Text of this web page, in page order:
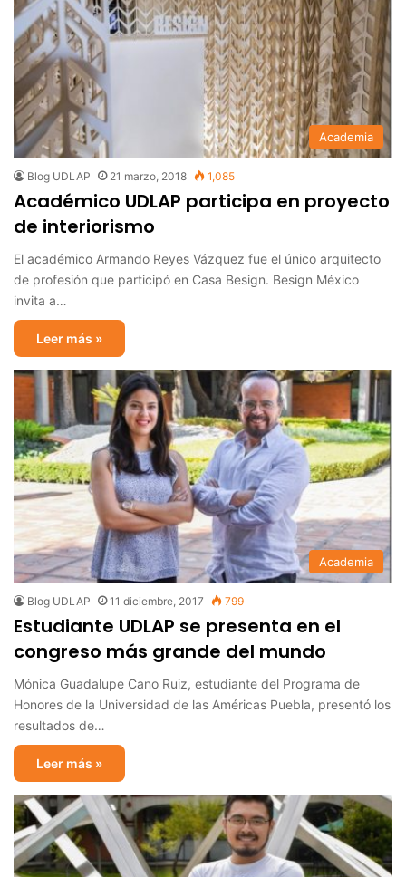
Academia
Blog UDLAP 21 marzo, 2018 1,085
Académico UDLAP participa en proyecto
de interiorismo
El académico Armando Reyes Vázquez fue el único arquitecto
de profesión que participó en Casa Besign. Besign México
invita a…
Leer más »
Academia
Blog UDLAP 11 diciembre, 2017 799
Estudiante UDLAP se presenta en el
congreso más grande del mundo
Mónica Guadalupe Cano Ruiz, estudiante del Programa de
Honores de la Universidad de las Américas Puebla, presentó los
resultados de…
Leer más »